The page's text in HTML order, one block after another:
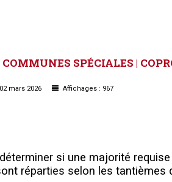
COMMUNES SPÉCIALES |
mars 2026 Affichages : 967
si une majorité
réparties selon les tantièmes